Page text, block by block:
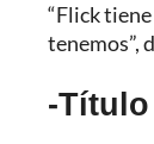
“Flick
tenemos”,
-Título